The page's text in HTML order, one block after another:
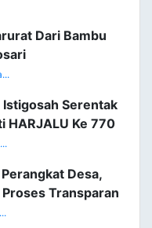
Dari Bambu
Serentak
HARJALU Ke 770
Desa,
Transparan